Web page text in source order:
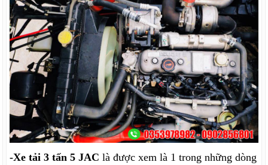
-Xe tải 3 tấn 5 JAC là được xem là 1 trong những dòng